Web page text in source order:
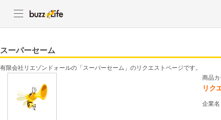
スーパーセーム
有限会社リエゾンドォールの「スーパーセーム」のリクエストページです。
商品
リク
企業